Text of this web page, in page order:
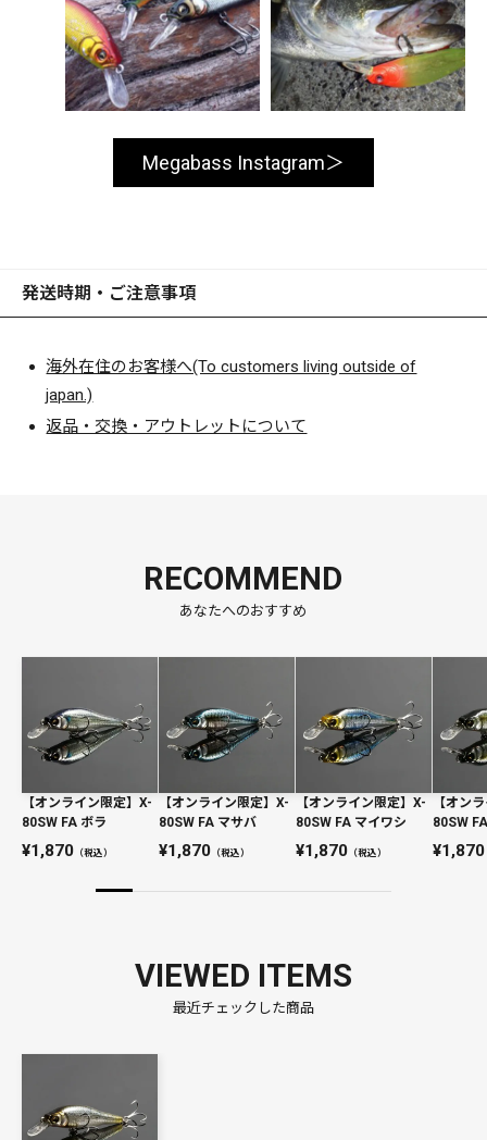
Megabass Instagram
発送時期・ご注意事項
海外在住のお客様へ(To customers living outside of
japan.)
返品・交換・アウトレットについて
RECOMMEND
あなたへのおすすめ
【オンライン限定】X-
80SW FA ボラ
1,870 （税込）
【オンライン限定】X-
80SW FA マサバ
1,870（税込）
【オンライン限定】X-
80SW FA マイワシ
1,870（税込）
【オン
80SW
1,870
VIEWED ITEMS
最近チェックした商品